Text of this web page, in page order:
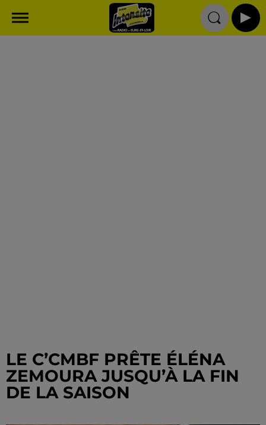
LE C’CMBF PRÊTE ÉLÉNA
ZEMOURA JUSQU’À LA FIN
DE LA SAISON